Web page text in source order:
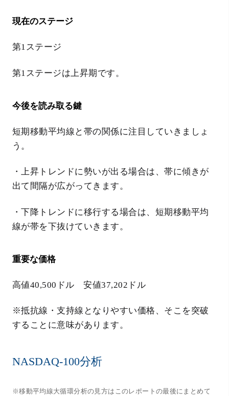
現在のステージ
第1ステージ
第1ステージは上昇期です。
今後を読み取る鍵
短期移動平均線と帯の関係に注目していきましょ
う。
・上昇トレンドに勢いが出る場合は、帯に傾きが
出て間隔が広がってきます。
・下降トレンドに移行する場合は、短期移動平均
線が帯を下抜けていきます。
重要な価格
高値40,500ドル 安値37,202ドル
※抵抗線・支持線となりやすい価格、そこを突破
することに意味があります。
NASDAQ-100分析
※移動平均線大循環分析の見方はこのレポートの最後にまとめて